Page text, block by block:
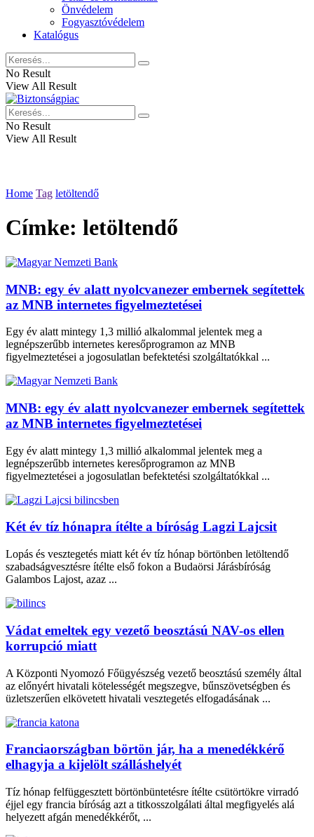
Önvédelem
Fogyasztóvédelem
Katalógus
No Result
View All Result
No Result
View All Result
Home Tag letöltendő
Címke: letöltendő
MNB: egy év alatt nyolcvanezer embernek segítettek
az MNB internetes figyelmeztetései
Egy év alatt mintegy 1,3 millió alkalommal jelentek meg a
legnépszerűbb internetes keresőprogramon az MNB
figyelmeztetései a jogosulatlan befektetési szolgáltatókkal ...
MNB: egy év alatt nyolcvanezer embernek segítettek
az MNB internetes figyelmeztetései
Egy év alatt mintegy 1,3 millió alkalommal jelentek meg a
legnépszerűbb internetes keresőprogramon az MNB
figyelmeztetései a jogosulatlan befektetési szolgáltatókkal ...
Két év tíz hónapra ítélte a bíróság Lagzi Lajcsit
Lopás és vesztegetés miatt két év tíz hónap börtönben letöltendő
szabadságvesztésre ítélte első fokon a Budaörsi Járásbíróság
Galambos Lajost, azaz ...
Vádat emeltek egy vezető beosztású NAV-os ellen
korrupció miatt
A Központi Nyomozó Főügyészség vezető beosztású személy által
az előnyért hivatali kötelességét megszegve, bűnszövetségben és
üzletszerűen elkövetett hivatali vesztegetés elfogadásának ...
Franciaországban börtön jár, ha a menedékkérő
elhagyja a kijelölt szálláshelyét
Tíz hónap felfüggesztett börtönbüntetésre ítélte csütörtökre virradó
éjjel egy francia bíróság azt a titkosszolgálati által megfigyelés alá
helyezett afgán menedékkérőt, ...